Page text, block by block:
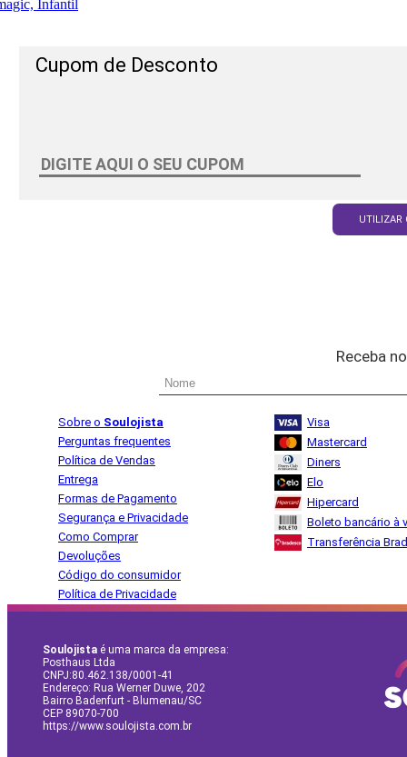
Infantil
Cupom de Desconto
UTILIZAR
Receba
Sobre o Soulojista
Perguntas frequentes
Política de Vendas
Entrega
Formas de Pagamento
Segurança e Privacidade
Como Comprar
Devoluções
Código do consumidor
Política de Privacidade
Visa
Mastercard
Diners
Elo
Hipercard
Boleto bancário à
Transferência
Soulojista é uma marca da empresa:
Posthaus Ltda
CNPJ:80.462.138/0001-41
Endereço: Rua Werner Duwe, 202
Bairro Badenfurt - Blumenau/SC
CEP 89070-700
https://www.soulojista.com.br